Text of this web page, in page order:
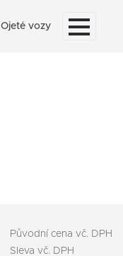
Ojeté vozy
Původní cena vč. DPH
Sleva vč. DPH